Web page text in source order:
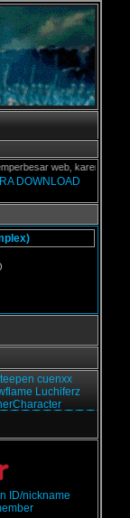
web, karena
DOWNLOAD
teepen cuenxx
Luchiferz
ID/nickname